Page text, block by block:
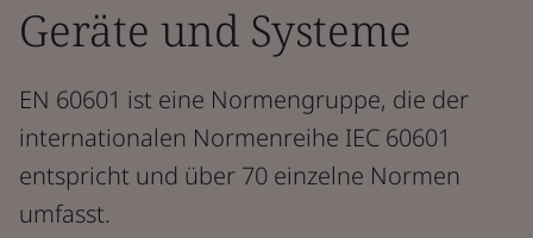
Geräte und Systeme
EN 60601 ist eine Normengruppe, die der
internationalen Normenreihe IEC 60601
entspricht und über 70 einzelne Normen
umfasst.